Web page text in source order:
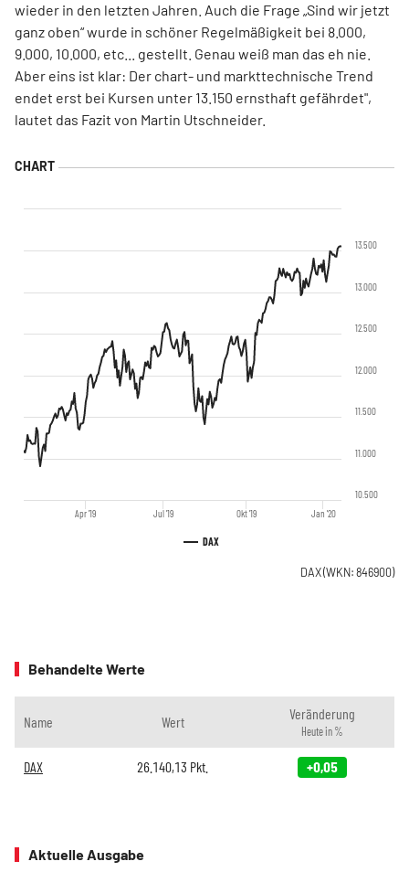
wieder in den letzten Jahren. Auch die Frage „Sind wir jetzt
ganz oben“ wurde in schöner Regelmäßigkeit bei 8.000,
9.000, 10.000, etc... gestellt. Genau weiß man das eh nie.
Aber eins ist klar: Der chart- und markttechnische Trend
endet erst bei Kursen unter 13.150 ernsthaft gefährdet",
lautet das Fazit von Martin Utschneider.
DAX
Jul '19 Jan '20
Apr '19 Okt '19
10.500
11.000
11.500
12.000
12.500
13.000
13.500
DAX(WKN: 846900)
Behandelte Werte
Name Wert Veränderung
Heute in %
DAX 26.140,13 Pkt. +0,05
Aktuelle Ausgabe